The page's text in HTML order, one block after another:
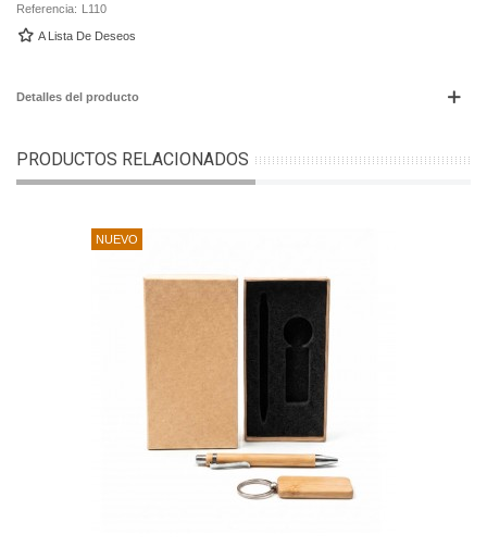
Referencia: L110
A Lista De Deseos
Detalles del producto
PRODUCTOS RELACIONADOS
NUEVO